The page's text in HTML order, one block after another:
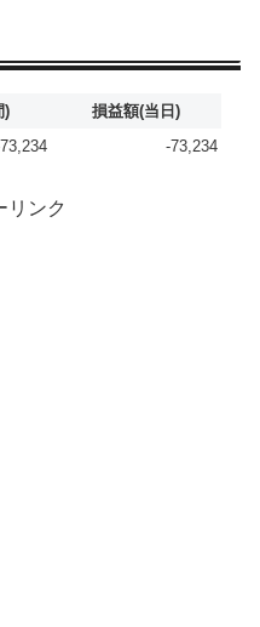
)
損益額(当日)
-73,234
リンク